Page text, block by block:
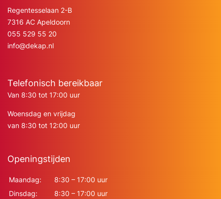
Regentesselaan 2-B
7316 AC Apeldoorn
055 529 55 20
info@dekap.nl
Telefonisch bereikbaar
Van 8:30 tot 17:00 uur
Woensdag en vrijdag
van 8:30 tot 12:00 uur
Openingstijden
Maandag:
8:30 – 17:00 uur
Dinsdag:
8:30 – 17:00 uur